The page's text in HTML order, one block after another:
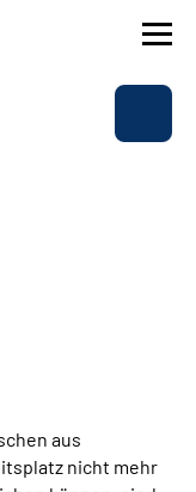
aus
nicht mehr